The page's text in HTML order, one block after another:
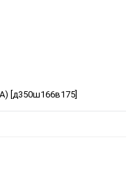
[д350ш166в175]